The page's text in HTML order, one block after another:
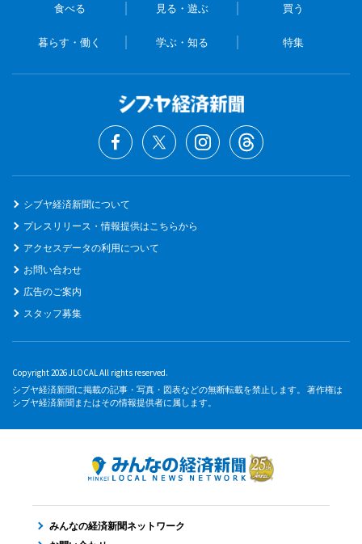
食べる 見る・遊ぶ 買う
暮らす・働く 学ぶ・知る 特集
シブヤ経済新聞について
プレスリリース・情報提供はこちらから
アクセスデータの利用について
お問い合わせ
広告のご案内
スタッフ募集
Copyright 2026 JLOCAL All rights reserved.
シブヤ経済新聞に掲載の記事・写真・図表などの無断転載を禁止します。 著作権は
シブヤ経済新聞またはその情報提供者に属します。
みんなの経済新聞ネットワーク